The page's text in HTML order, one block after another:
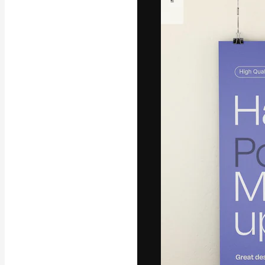
La plateforme
vos meilleurs
d’abonnés :
studios.
Copyright ©